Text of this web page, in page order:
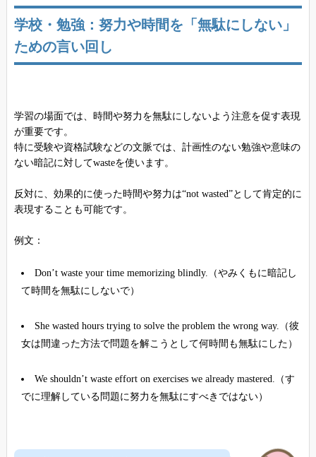
学校・勉強：努力や時間を「無駄にしない」
ための言い回し
学習の場面では、時間や努力を無駄にしないよう注意を促す表現
が重要です。
特に受験や資格試験などの文脈では、計画性のない勉強や意味の
ない暗記に対してwasteを使います。
反対に、効果的に使った時間や努力は“not wasted”として肯定的に
表現することも可能です。
例文：
Don’t waste your time memorizing blindly.（やみくもに暗記し
て時間を無駄にしないで）
She wasted hours trying to solve the problem the wrong way.（彼
女は間違った方法で問題を解こうとして何時間も無駄にした）
We shouldn’t waste effort on exercises we already mastered.（す
でに理解している問題に努力を無駄にすべきではない）